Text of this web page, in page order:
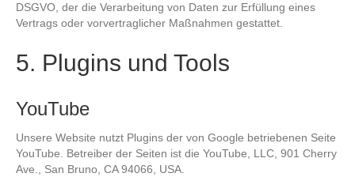
DSGVO, der die Verarbeitung von Daten zur Erfüllung eines
Vertrags oder vorvertraglicher Maßnahmen gestattet.
5. Plugins und Tools
YouTube
Unsere Website nutzt Plugins der von Google betriebenen Seite
YouTube. Betreiber der Seiten ist die YouTube, LLC, 901 Cherry
Ave., San Bruno, CA 94066, USA.